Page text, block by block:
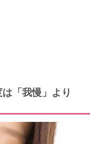
「我慢」より